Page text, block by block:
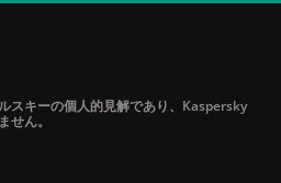
スキーの個人的見解であり、Kaspersky
せん。